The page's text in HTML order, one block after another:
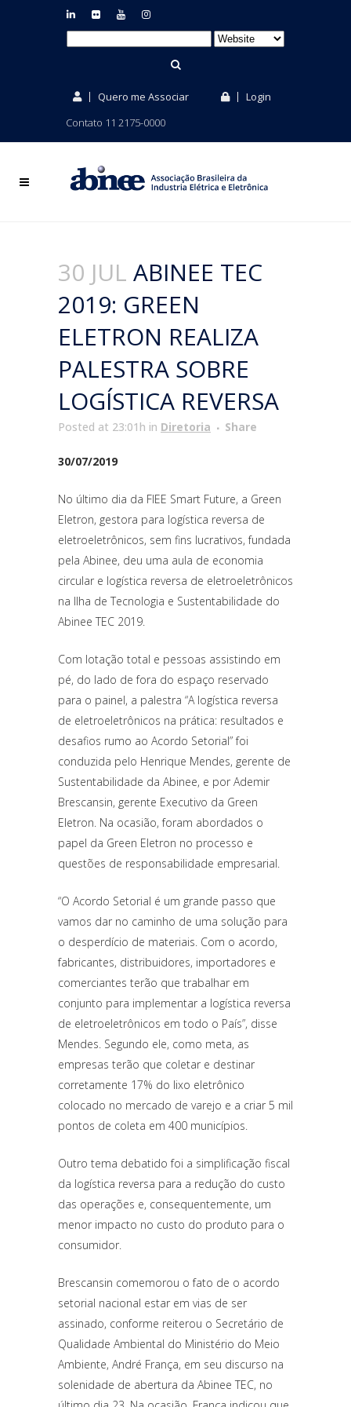
Quero me Associar
Login
Contato 11 2175-0000
30 JUL ABINEE TEC
2019: GREEN
ELETRON REALIZA
PALESTRA SOBRE
LOGÍSTICA REVERSA
Posted at 23:01h in Diretoria Share
30/07/2019
No último dia da FIEE Smart Future, a Green
Eletron, gestora para logística reversa de
eletroeletrônicos, sem fins lucrativos, fundada
pela Abinee, deu uma aula de economia
circular e logística reversa de eletroeletrônicos
na Ilha de Tecnologia e Sustentabilidade do
Abinee TEC 2019.
Com lotação total e pessoas assistindo em
pé, do lado de fora do espaço reservado
para o painel, a palestra “A logística reversa
de eletroeletrônicos na prática: resultados e
desafios rumo ao Acordo Setorial” foi
conduzida pelo Henrique Mendes, gerente de
Sustentabilidade da Abinee, e por Ademir
Brescansin, gerente Executivo da Green
Eletron. Na ocasião, foram abordados o
papel da Green Eletron no processo e
questões de responsabilidade empresarial.
“O Acordo Setorial é um grande passo que
vamos dar no caminho de uma solução para
o desperdício de materiais. Com o acordo,
fabricantes, distribuidores, importadores e
comerciantes terão que trabalhar em
conjunto para implementar a logística reversa
de eletroeletrônicos em todo o País”, disse
Mendes. Segundo ele, como meta, as
empresas terão que coletar e destinar
corretamente 17% do lixo eletrônico
colocado no mercado de varejo e a criar 5 mil
pontos de coleta em 400 municípios.
Outro tema debatido foi a simplificação fiscal
da logística reversa para a redução do custo
das operações e, consequentemente, um
menor impacto no custo do produto para o
consumidor.
Brescansin comemorou o fato de o acordo
setorial nacional estar em vias de ser
assinado, conforme reiterou o Secretário de
Qualidade Ambiental do Ministério do Meio
Ambiente, André França, em seu discurso na
solenidade de abertura da Abinee TEC, no